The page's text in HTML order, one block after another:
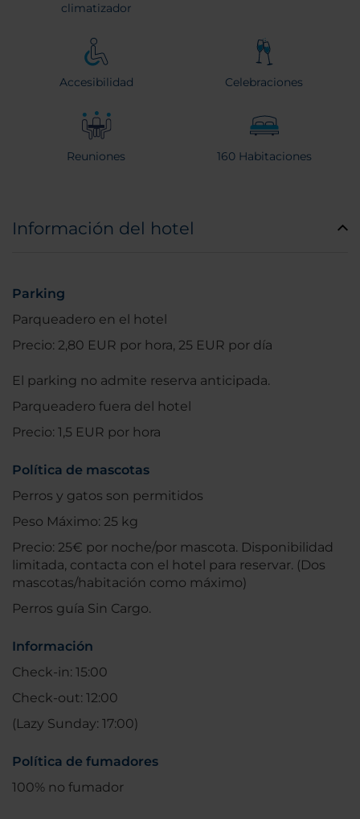
climatizador
Accesibilidad Celebraciones
Reuniones 160 Habitaciones
Información del hotel
Parking
Parqueadero en el hotel
Precio: 2,80 EUR por hora, 25 EUR por día
El parking no admite reserva anticipada.
Parqueadero fuera del hotel
Precio: 1,5 EUR por hora
Política de mascotas
Perros y gatos son permitidos
Peso Máximo: 25 kg
Precio: 25€ por noche/por mascota. Disponibilidad
limitada, contacta con el hotel para reservar. (Dos
mascotas/habitación como máximo)
Perros guía Sin Cargo.
Información
Check-in: 15:00
Check-out: 12:00
(Lazy Sunday: 17:00)
Política de fumadores
100% no fumador